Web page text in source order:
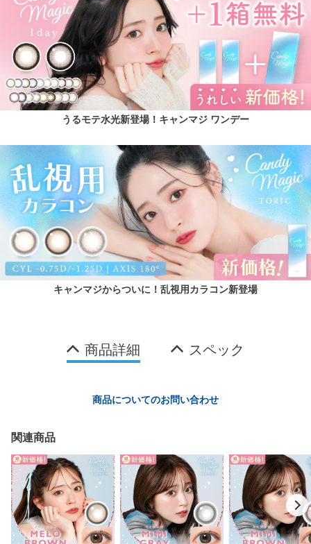
うるモテ水光新登場！キャンマジ ワンデー
キャンマジからついに！乱視用カラコン新登場
商品詳細 スペック
商品についてのお問い合わせ
関連商品